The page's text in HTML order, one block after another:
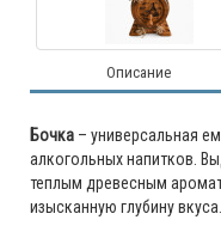
Описание
Бочка – универсальная
алкогольных напитков.
теплым древесным
изысканную глубину вкуса.